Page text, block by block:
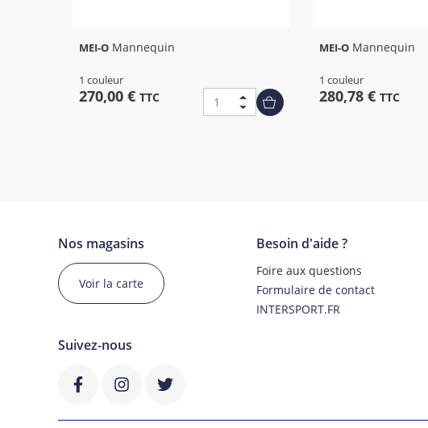
MEI-O Mannequin
1 couleur
270,00 € TTC
MEI-O Mannequin
1 couleur
280,78 € TTC
Nos magasins
Voir la carte
Suivez-nous
Besoin d'aide ?
Foire aux questions
Formulaire de contact
INTERSPORT.FR